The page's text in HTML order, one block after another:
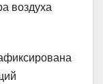
воздуха